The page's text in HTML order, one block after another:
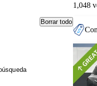
Borrar todo
1,048